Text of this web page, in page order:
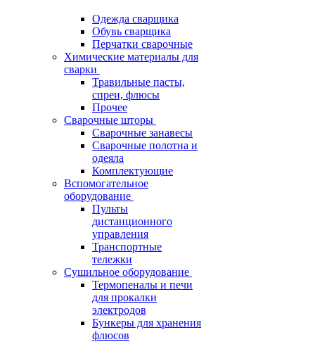
Одежда сварщика
Обувь сварщика
Перчатки сварочные
Химические материалы для
сварки
Травильные пасты,
спреи, флюсы
Прочее
Сварочные шторы
Сварочные занавесы
Сварочные полотна и
одеяла
Комплектующие
Вспомогательное
оборудование
Пульты
дистанционного
управления
Транспортные
тележки
Сушильное оборудование
Термопеналы и печи
для прокалки
электродов
Бункеры для хранения
флюсов